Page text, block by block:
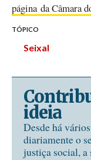
página da Câmara
TÓPICO
Seixal
ideia
Desde há
diariamente o
justiça social, a